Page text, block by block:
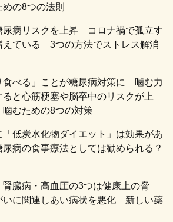
の8つの法則
尿病リスクを上昇 コロナ禍で孤立す
えている 3つの方法でストレス解消
食べる」ことが糖尿病対策に 噛む力
ると心筋梗塞や脳卒中のリスクが上
むための8つの対策
「低炭水化物ダイエット」は効果があ
病の食事療法としては勧められる？
腎臓病・高血圧の3つは健康上の脅
に関連しあい病状を悪化 新しい薬